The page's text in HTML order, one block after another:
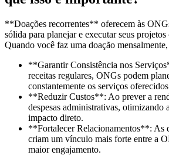
**Doações recorrentes** oferecem às
sólida para planejar e executar seus
Quando você faz uma doação
**Garantir Consistência nos
receitas regulares, ONGs podem
constantemente os serviços
**Reduzir Custos**: Ao prever a
despesas administrativas, otimizando
impacto direto.
**Fortalecer Relacionamentos**: As
criam um vínculo mais forte entre a
maior engajamento.